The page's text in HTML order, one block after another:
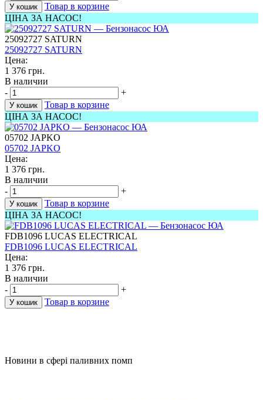
У кошик
Товар в корзине
ЦІНА ЗА НАСОС!
25092727 SATURN
25092727 SATURN
Цена:
1 376 грн.
В наличии
-
+
У кошик
Товар в корзине
ЦІНА ЗА НАСОС!
05702 JAPKO
05702 JAPKO
Цена:
1 376 грн.
В наличии
-
+
У кошик
Товар в корзине
ЦІНА ЗА НАСОС!
FDB1096 LUCAS ELECTRICAL
FDB1096 LUCAS ELECTRICAL
Цена:
1 376 грн.
В наличии
-
+
У кошик Товар в корзине
Новини в сфері паливних помп